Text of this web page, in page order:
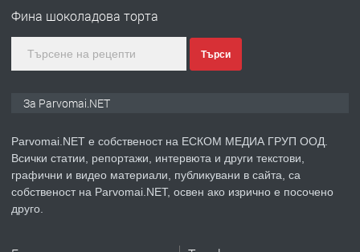
преди 1 година
ПРЕДЛАГА Уроци по Математика
Фина шоколадова торта
Търси
За Parvomai.NET
Parvomai.NET е собственост на ЕСКОМ МЕДИА ГРУП ООД.
Всички статии, репортажи, интервюта и други текстови,
графични и видео материали, публикувани в сайта, са
собственост на Parvomai.NET, освен ако изрично е посочено
друго.